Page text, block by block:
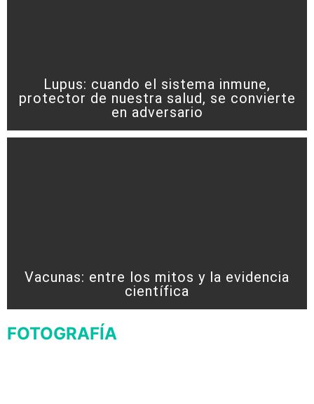
Lupus: cuando el sistema inmune,
protector de nuestra salud, se convierte
en adversario
Vacunas: entre los mitos y la evidencia
científica
FOTOGRAFÍA